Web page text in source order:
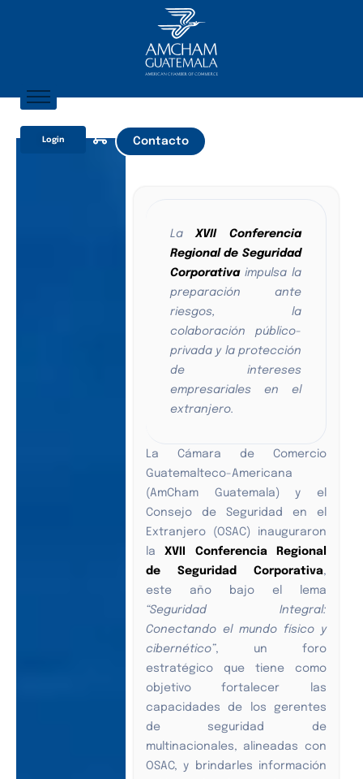
Sobre Nosotros
Login Contacto
LaXVII Conferencia
Regional de Seguridad
Corporativaimpulsa la
preparación ante
riesgos, la
colaboración público-
privada y la protección
de intereses
empresariales en el
extranjero.
La Cámara de Comercio
Guatemalteco-Americana
(AmCham Guatemala) y el
Consejo de Seguridad en el
Extranjero (OSAC) inauguraron
laXVII Conferencia Regional
de Seguridad Corporativa,
este año bajo el lema
“Seguridad Integral:
Conectando el mundo físico y
cibernético”, un foro
estratégico que tiene como
objetivo fortalecer las
capacidades de los gerentes
de seguridad de
multinacionales, alineadas con
OSAC, y brindarles información